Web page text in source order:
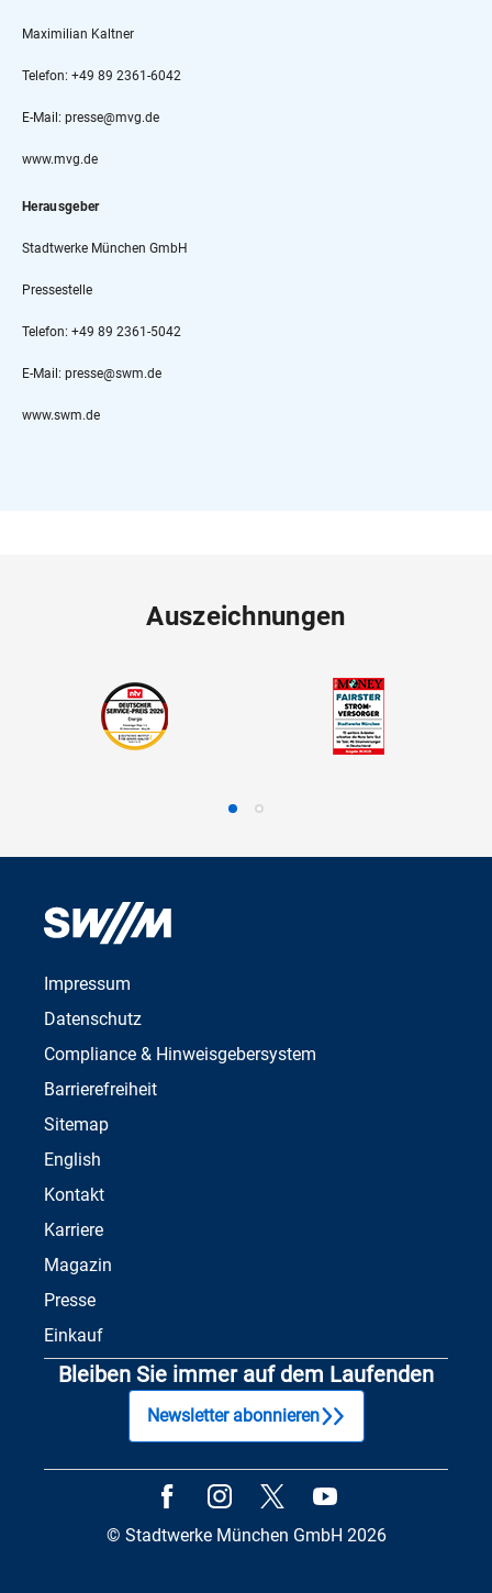
Maximilian Kaltner
Telefon: +49 89 2361-6042
E-Mail: presse@mvg.de
www.mvg.de
Herausgeber
Stadtwerke München GmbH
Pressestelle
Telefon: +49 89 2361-5042
E-Mail: presse@swm.de
www.swm.de
Auszeichnungen
Impressum
Datenschutz
Compliance & Hinweisgebersystem
Barrierefreiheit
Sitemap
English
Kontakt
Karriere
Magazin
Presse
Einkauf